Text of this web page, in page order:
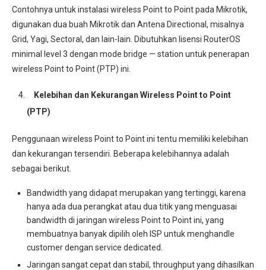
Contohnya untuk instalasi wireless Point to Point pada Mikrotik,
digunakan dua buah Mikrotik dan Antena Directional, misalnya
Grid, Yagi, Sectoral, dan lain-lain. Dibutuhkan lisensi RouterOS
minimal level 3 dengan mode bridge — station untuk penerapan
wireless Point to Point (PTP) ini.
Kelebihan dan Kekurangan Wireless Point to Point
(PTP)
Penggunaan wireless Point to Point ini tentu memiliki kelebihan
dan kekurangan tersendiri. Beberapa kelebihannya adalah
sebagai berikut.
Bandwidth yang didapat merupakan yang tertinggi, karena
hanya ada dua perangkat atau dua titik yang menguasai
bandwidth di jaringan wireless Point to Point ini, yang
membuatnya banyak dipilih oleh ISP untuk menghandle
customer dengan service dedicated.
Jaringan sangat cepat dan stabil, throughput yang dihasilkan